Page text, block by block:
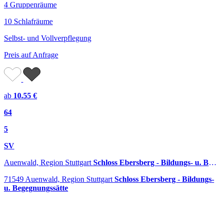
4 Gruppenräume
10 Schlafräume
Selbst- und Vollverpflegung
Preis auf Anfrage
ab 10.55 €
64
5
SV
Auenwald, Region Stuttgart Schloss Ebersberg - Bildungs- u. Begegnungssätte
71549 Auenwald, Region Stuttgart Schloss Ebersberg - Bildungs-
u. Begegnungssätte